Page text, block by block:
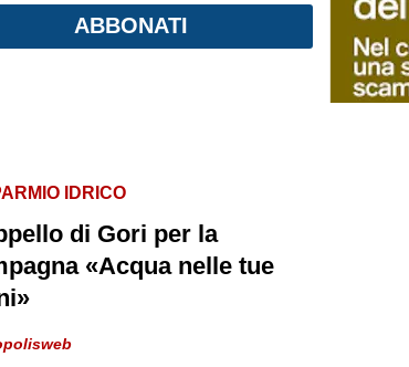
ABBONATI
IDRICO
di Gori per la
«Acqua nelle tue